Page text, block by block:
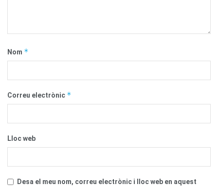
Nom *
Correu electrònic *
Lloc web
Desa el meu nom, correu electrònic i lloc web en aquest